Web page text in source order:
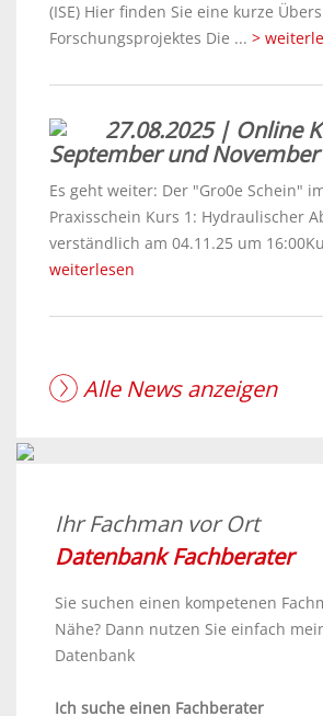
(ISE) Hier finden Sie eine kurze
Forschungsprojektes Die ... >
27.08.2025 | Online
September und November
Es geht weiter: Der "Gro0e Schein"
Praxisschein Kurs 1: Hydraulischer
verständlich am 04.11.25 um
weiterlesen
Alle News anzeigen
Ihr Fachman vor Ort
Datenbank Fachberater
Sie suchen einen kompetenen
Nähe? Dann nutzen Sie einfach
Datenbank
Ich suche einen Fachberater